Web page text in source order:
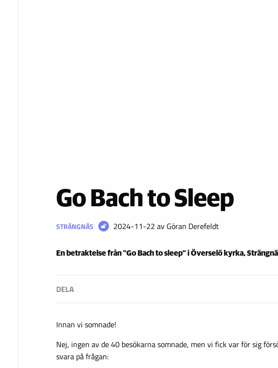
Go Bach to Sleep
STRÄNGNÄS 2024-11-22 av Göran Derefeldt
En betraktelse från "Go Bach to sleep" i Överselö kyrka,
Innan vi somnade!
Nej, ingen av de 40 besökarna somnade, men vi fick var för sig
svara på frågan: